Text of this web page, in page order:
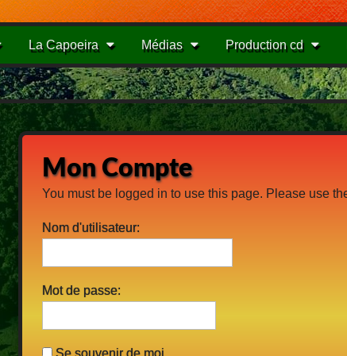
La Capoeira Médias Production cd
Mon Compte
You must be logged in to use this page. Please use
Nom d'utilisateur:
Mot de passe:
Se souvenir de moi